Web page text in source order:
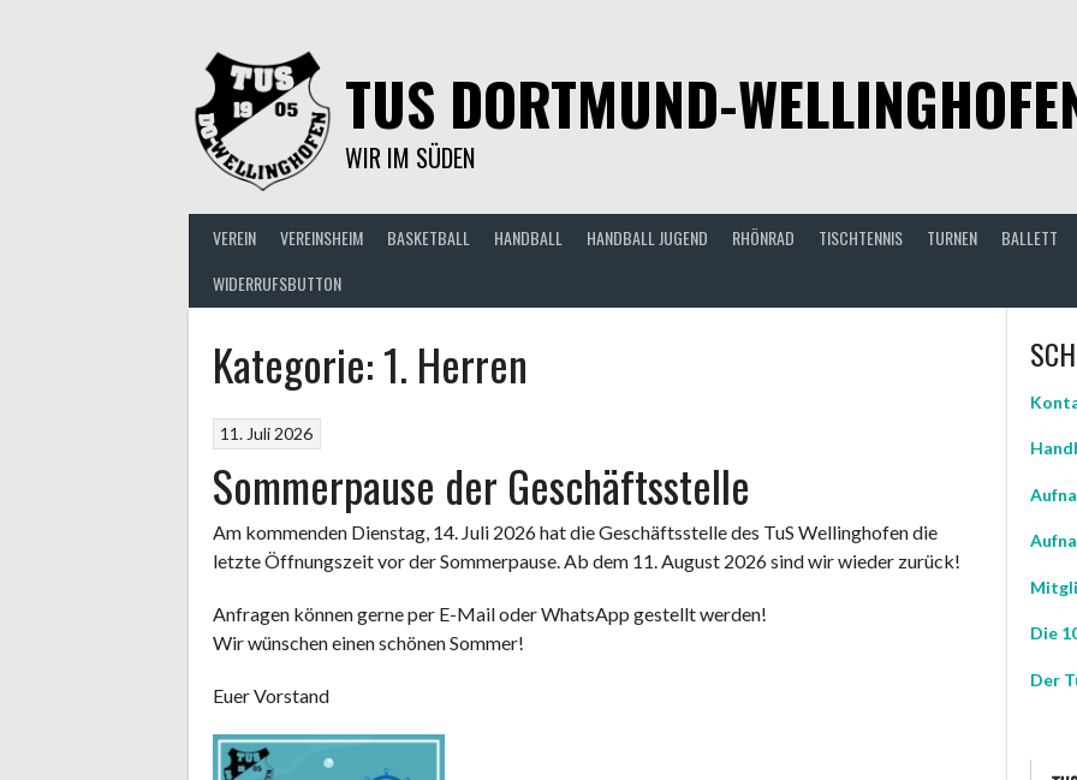
TUS DORTMUND-
WIR IM SÜDEN
VEREIN VEREINSHEIM BASKETBALL HANDBALL HANDBALL JUGEND RHÖNRAD TISCHTENNIS TURNEN
BALLETT
WIDERRUFSBUTTON
Kategorie:1. Herren
11. Juli 2026
Sommerpause der Geschäftsstelle
Am kommenden Dienstag, 14. Juli 2026 hat die Geschäftsstelle des TuS Wellinghofen die
letzte Öffnungszeit vor der Sommerpause. Ab dem 11. August 2026 sind wir wieder zurück!
Anfragen können gerne per E-Mail oder WhatsApp gestellt werden!
Wir wünschen einen schönen Sommer!
Euer Vorstand
Die
Der